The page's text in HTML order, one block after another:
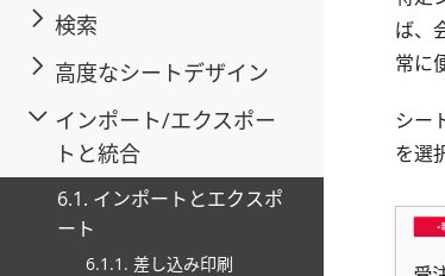
検索
高度なシートデザイン
インポート/エクスポー
トと統合
6.1. インポートとエクスポ
ート
6.1.1. 差し込み印刷
ば、
常に
シー
を選